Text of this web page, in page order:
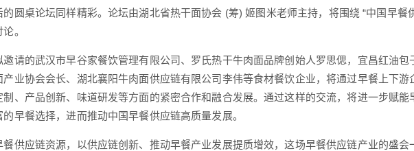
的圆桌论坛同样精彩。论坛由湖北省热干面协会 (筹) 姬图米老师主持，将围绕 “中国早餐
。
邀请的武汉市早谷家餐饮管理有限公司、罗氏热干牛肉面品牌创始人罗思偲，宜昌红油
产业协会会长、湖北襄阳牛肉面供应链有限公司李伟等食材餐饮企业，将通过早餐上下游
制、产品创新、味道研发等方面的紧密合作和融合发展。通过这样的交流，将进一步赋能
的早餐选择，进而推动中国早餐供应链高质量发展。
餐供应链资源，以供应链创新、推动早餐产业发展提质增效，这场早餐供应链产业的盛会